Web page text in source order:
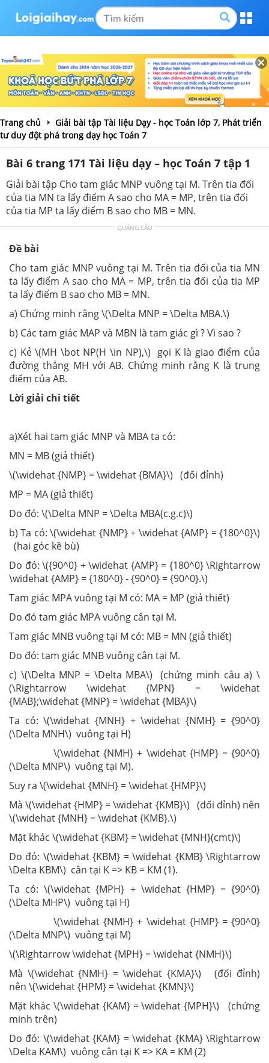
Trang chủ
Giải bài tập Tài liệu Dạy - học Toán lớp 7, Phát triển
tư duy đột phá trong dạy học Toán 7
Bài 6 trang 171 Tài liệu dạy – học Toán 7 tập 1
Giải bài tập Cho tam giác MNP vuông tại M. Trên tia đối
của tia MN ta lấy điểm A sao cho MA = MP, trên tia đối
của tia MP ta lấy điểm B sao cho MB = MN.
QUẢNG CÁO
Đề bài
Cho tam giác MNP vuông tại M. Trên tia đối của tia MN
ta lấy điểm A sao cho MA = MP, trên tia đối của tia MP
ta lấy điểm B sao cho MB = MN.
a) Chứng minh rằng \(\Delta MNP = \Delta MBA.\)
b) Các tam giác MAP và MBN là tam giác gì ? Vì sao ?
c) Kẻ \(MH \bot NP(H \in NP),\) gọi K là giao điểm của
đường thẳng MH với AB. Chứng minh rằng K là trung
điểm của AB.
Lời giải chi tiết
a)Xét hai tam giác MNP và MBA ta có:
MN = MB (giả thiết)
\(\widehat {NMP} = \widehat {BMA}\) (đối đỉnh)
MP = MA (giả thiết)
Do đó: \(\Delta MNP = \Delta MBA(c.g.c)\)
b) Ta có: \(\widehat {NMP} + \widehat {AMP} = {180^0}\)
(hai góc kề bù)
Do đó: \({90^0} + \widehat {AMP} = {180^0} \Rightarrow
\widehat {AMP} = {180^0} - {90^0} = {90^0}.\)
Tam giác MPA vuông tại M có: MA = MP (giả thiết)
Do đó tam giác MPA vuông cân tại M.
Tam giác MNB vuông tại M có: MB = MN (giả thiết)
Do đó: tam giác MNB vuông cân tại M.
c) \(\Delta MNP = \Delta MBA\) (chứng minh câu a) \
(\Rightarrow \widehat {MPN} = \widehat
{MAB};\widehat {MNP} = \widehat {MBA}\)
Ta có: \(\widehat {MNH} + \widehat {NMH} = {90^0}
(\Delta MNH\) vuông tại H)
\(\widehat {NMH} + \widehat {HMP} = {90^0}
(\Delta MNP\) vuông tại M).
Suy ra \(\widehat {MNH} = \widehat {HMP}\)
Mà \(\widehat {HMP} = \widehat {KMB}\) (đối đỉnh) nên
\(\widehat {MNH} = \widehat {KMB}.\)
Mặt khác \(\widehat {KBM} = \widehat {MNH}(cmt)\)
Do đó: \(\widehat {KBM} = \widehat {KMB} \Rightarrow
\Delta KBM\) cân tại K => KB = KM (1).
Ta có: \(\widehat {MPH} + \widehat {HMP} = {90^0}
(\Delta MHP\) vuông tại H)
\(\widehat {NMH} + \widehat {HMP} = {90^0}
(\Delta MNP\) vuông tại M)
\(\Rightarrow \widehat {MPH} = \widehat {NMH}\)
Mà \(\widehat {NMH} = \widehat {KMA}\) (đối đỉnh)
nên \(\widehat {HPM} = \widehat {KMN}\)
Mặt khác \(\widehat {KAM} = \widehat {MPH}\) (chứng
minh trên)
Do đó: \(\widehat {KAM} = \widehat {KMA} \Rightarrow
\Delta KAM\) vuông cân tại K => KA = KM (2)